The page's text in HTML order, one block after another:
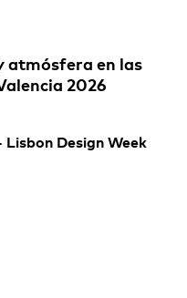
atmósfera en las
2026